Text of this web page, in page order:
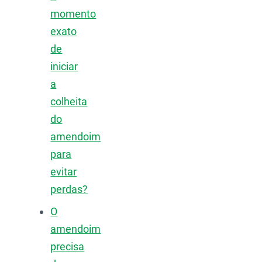
momento
exato
de
iniciar
a
colheita
do
amendoim
para
evitar
perdas?
O
amendoim
precisa